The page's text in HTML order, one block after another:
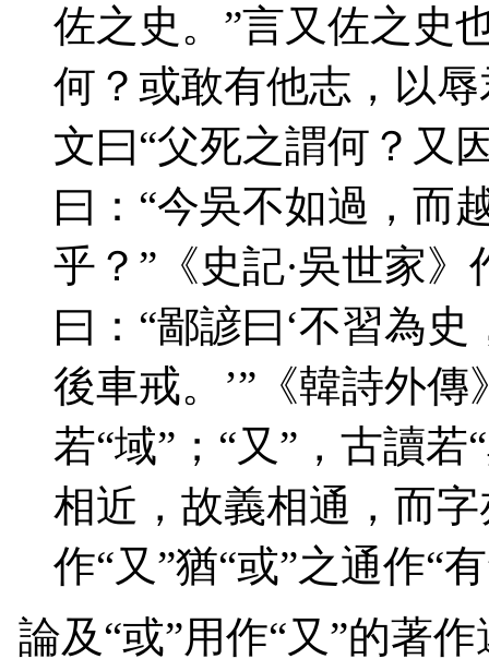
佐之史。”言又佐之史
何？或敢有他志，以辱
文曰“父死之謂何？又
曰：“今吳不如過，而
乎？”《史記·吳世家
曰：“鄙諺曰‘不習為
後車戒。’”《韓詩外傳
若“域”；“又”，古讀
相近，故義相通，而
作“又”猶“或”之通作“
論及“或”用作“又”的著